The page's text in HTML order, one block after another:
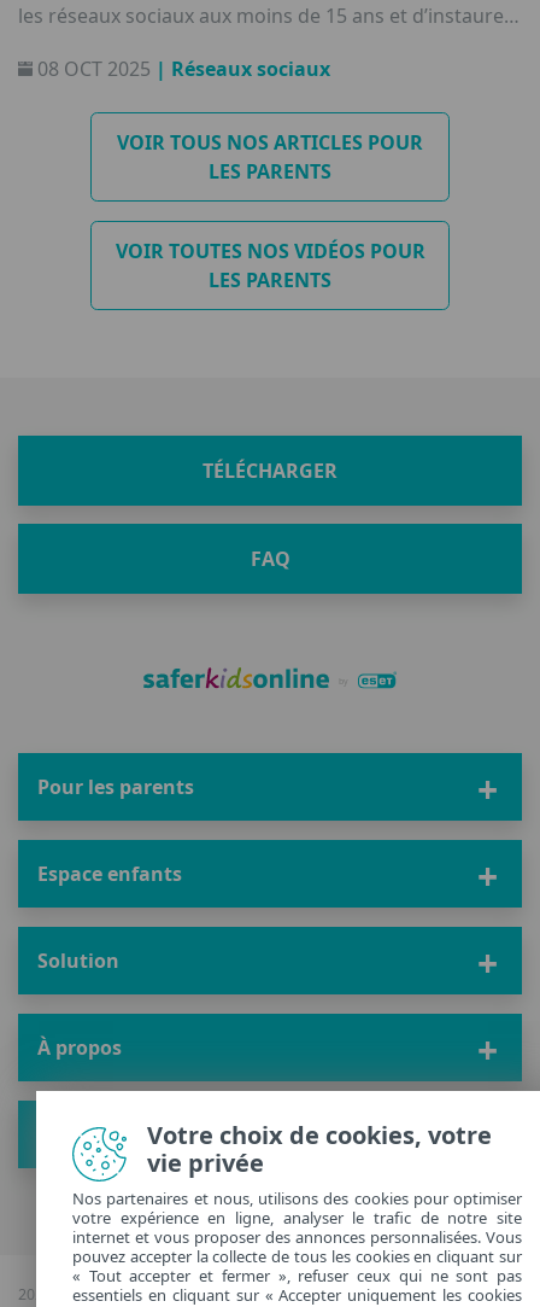
les réseaux sociaux aux moins de 15 ans et d’instaurer
interdire, ce n’est pas éduquer !
08 OCT 2025 | Réseaux sociaux
VOIR TOUS NOS ARTICLES POUR
LES PARENTS
VOIR TOUTES NOS VIDÉOS POUR
LES PARENTS
TÉLÉCHARGER
FAQ
Pour les parents
Espace enfants
Solution
À propos
Plus de conseils
2026 Copyright © ESET, Tous droits réservés | Confidentialité|Gérer les
Votre choix de cookies, votre
vie privée
Nos partenaires et nous, utilisons des cookies pour optimiser
votre expérience en ligne, analyser le trafic de notre site
internet et vous proposer des annonces personnalisées. Vous
pouvez accepter la collecte de tous les cookies en cliquant sur
« Tout accepter et fermer », refuser ceux qui ne sont pas
essentiels en cliquant sur « Accepter uniquement les cookies